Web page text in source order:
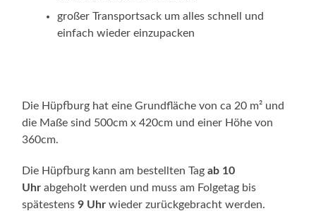
großer Transportsack um alles schnell und
einfach wieder einzupacken
Die Hüpfburg hat eine Grundfläche von ca 20 m² und
die Maße sind 500cm x 420cm und einer Höhe von
360cm.
Die Hüpfburg kann am bestellten Tagab 10
Uhr abgeholt werden und muss am Folgetag bis
spätestens9 Uhr wieder zurückgebracht werden.